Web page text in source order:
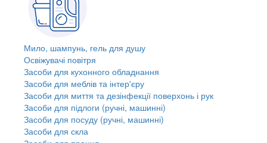
Мило, шампунь, гель для душу
Освіжувачі повітря
Засоби для кухонного обладнання
Засоби для меблів та інтер'єру
Засоби для миття та дезінфекції поверхонь і рук
Засоби для підлоги (ручні, машинні)
Засоби для посуду (ручні, машинні)
Засоби для скла